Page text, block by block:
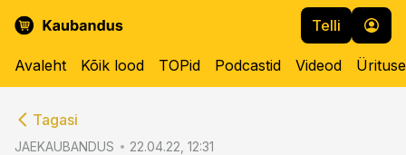
Telli
Avaleht Kõik lood TOPid Podcastid Videod
Tagasi
JAEKAUBANDUS 22.04.22, 12:31